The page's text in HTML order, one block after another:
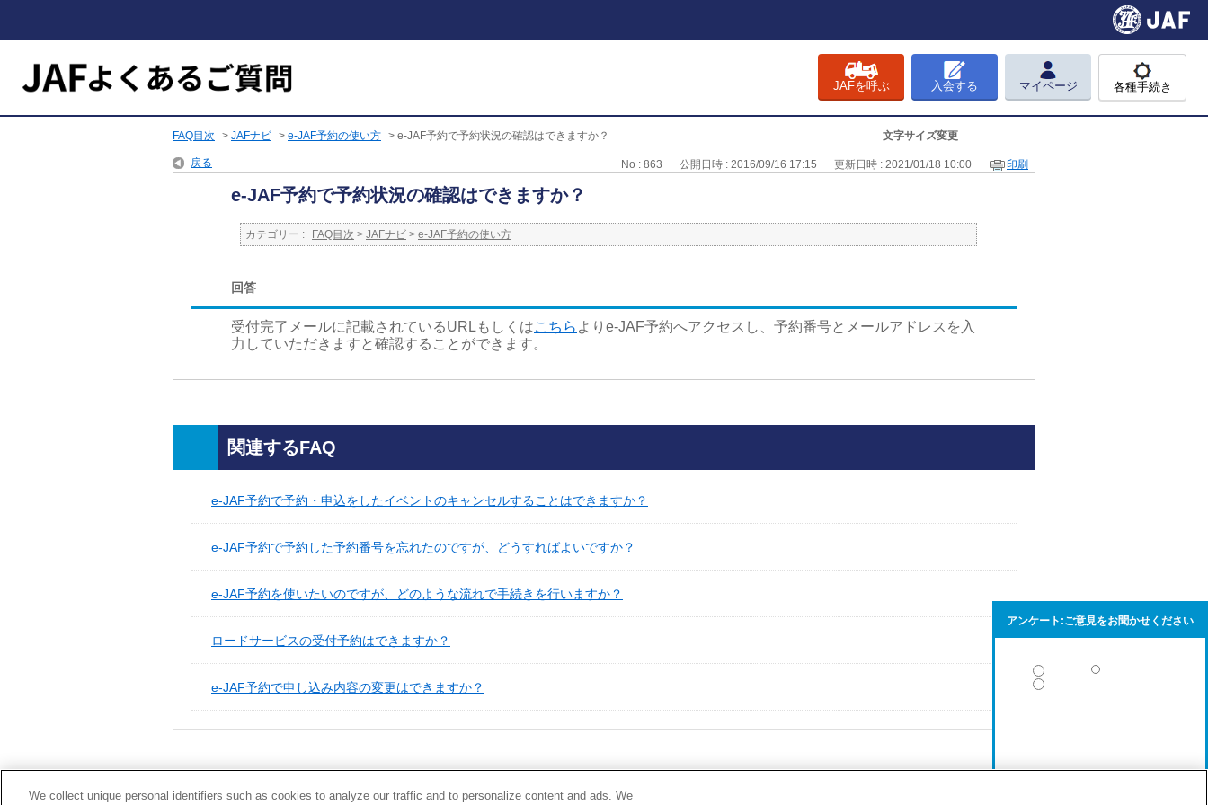
JAFを呼ぶ 入会する マイページ 各種手続き
文字サイズ変更
FAQ目次 > JAFナビ > e-JAF予約の使い方 > e-JAF予約で予約状況の確認はできますか？
戻る No : 863 公開日時 : 2016/09/16 17:15 更新日時 : 2021/01/18 10:00 印刷
e-JAF予約で予約状況の確認はできますか？
カテゴリー : FAQ目次 > JAFナビ > e-JAF予約の使い方
回答
受付完了メールに記載されているURLもしくはこちら よりe-JAF予約へアクセスし、予約番号とメールアドレスを入
力していただきますと確認することができます。
関連するFAQ
e-JAF予約で予約・申込をしたイベントのキャンセルすることはできますか？
e-JAF予約で予約した予約番号を忘れたのですが、どうすればよいですか？
e-JAF予約を使いたいのですが、どのような流れで手続きを行いますか？
ロードサービスの受付予約はできますか？
e-JAF予約で申し込み内容の変更はできますか？
アンケート:ご意見をお聞かせください
We collect unique personal identifiers such as cookies to analyze our traffic and to personalize content and ads. We